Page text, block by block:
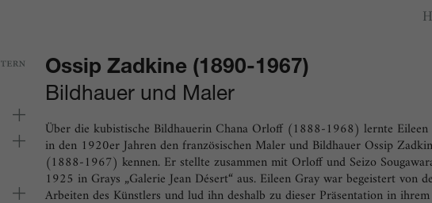
Besucherinfo zum Veranstaltungskalender
Ossip Zadkine (1890-1967)
Bildhauer und Maler
Über die kubistische Bildhauerin Chana Orloff (1888-1968) lernte Eileen
in den 1920er Jahren den französischen Maler und Bildhauer Ossip
(1888-1967) kennen. Er stellte zusammen mit Orloff und Seizo
1925 in Grays „Galerie Jean Désert“ aus. Eileen Gray war begeistert von
Arbeiten des Künstlers und lud ihn deshalb zu dieser Präsentation in ihrem